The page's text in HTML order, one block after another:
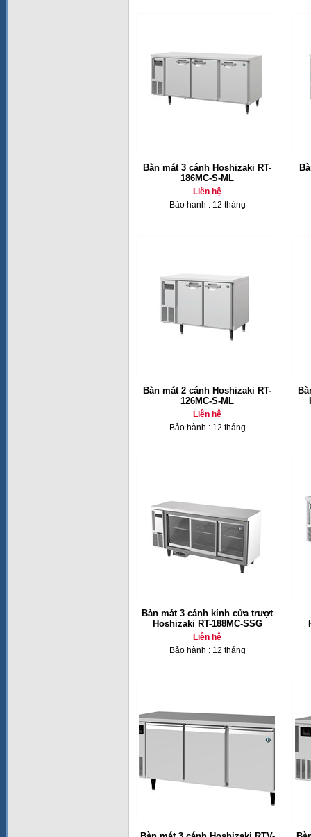
Bàn mát 3 cánh Hoshizaki RT-
186MC-S-ML
Liên hệ
Bảo hành : 12 tháng
Bàn mát 2 cánh Hoshizaki RT-
126MC-S-ML
Liên hệ
Bảo hành : 12 tháng
Bàn mát 3 cánh kính cửa trượt
Hoshizaki RT-188MC-SSG
Liên hệ
Bảo hành : 12 tháng